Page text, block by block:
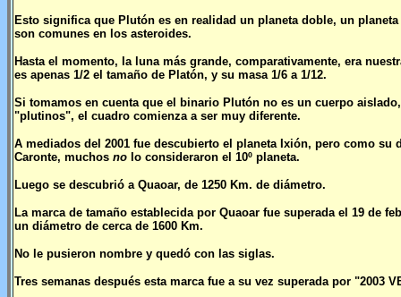
Esto significa que Plutón es en realidad un planeta doble, un
son comunes en los asteroides.
Hasta el momento, la luna más grande, comparativamente, era
es apenas 1/2 el tamaño de Platón, y su masa 1/6 a 1/12.
Si tomamos en cuenta que el binario Plutón no es un cuerpo
"plutinos", el cuadro comienza a ser muy diferente.
A mediados del 2001 fue descubierto el planeta Ixión, pero como
Caronte, muchos no lo consideraron el 10º planeta.
Luego se descubrió a Quaoar, de 1250 Km. de diámetro.
La marca de tamaño establecida por Quaoar fue superada el 19 de
un diámetro de cerca de 1600 Km.
No le pusieron nombre y quedó con las siglas.
Tres semanas después esta marca fue a su vez superada por "2003